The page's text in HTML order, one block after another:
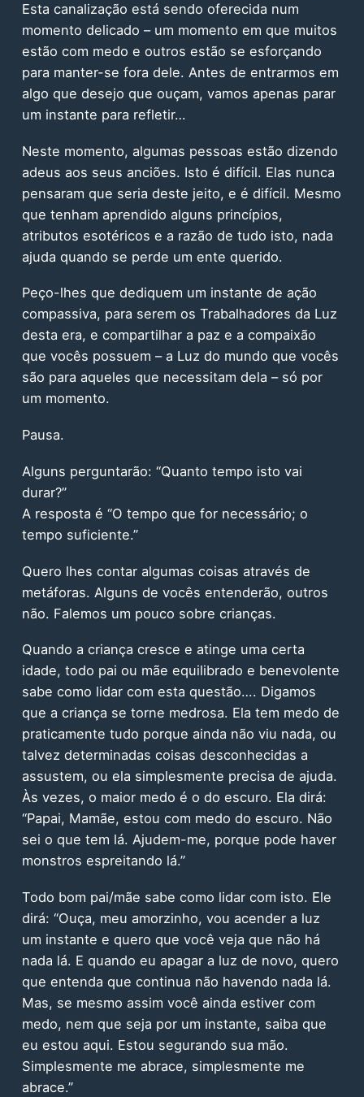
Esta canalização está sendo oferecida num
momento delicado – um momento em que muitos
estão com medo e outros estão se esforçando
para manter-se fora dele. Antes de entrarmos em
algo que desejo que ouçam, vamos apenas parar
um instante para refletir…
Neste momento, algumas pessoas estão dizendo
adeus aos seus anciões. Isto é difícil. Elas nunca
pensaram que seria deste jeito, e é difícil. Mesmo
que tenham aprendido alguns princípios,
atributos esotéricos e a razão de tudo isto, nada
ajuda quando se perde um ente querido.
Peço-lhes que dediquem um instante de ação
compassiva, para serem os Trabalhadores da Luz
desta era, e compartilhar a paz e a compaixão
que vocês possuem – a Luz do mundo que vocês
são para aqueles que necessitam dela – só por
um momento.
Pausa.
Alguns perguntarão: “Quanto tempo isto vai
durar?”
A resposta é “O tempo que for necessário; o
tempo suficiente.”
Quero lhes contar algumas coisas através de
metáforas. Alguns de vocês entenderão, outros
não. Falemos um pouco sobre crianças.
Quando a criança cresce e atinge uma certa
idade, todo pai ou mãe equilibrado e benevolente
sabe como lidar com esta questão…. Digamos
que a criança se torne medrosa. Ela tem medo de
praticamente tudo porque ainda não viu nada, ou
talvez determinadas coisas desconhecidas a
assustem, ou ela simplesmente precisa de ajuda.
Às vezes, o maior medo é o do escuro. Ela dirá:
“Papai, Mamãe, estou com medo do escuro. Não
sei o que tem lá. Ajudem-me, porque pode haver
monstros espreitando lá.”
Todo bom pai/mãe sabe como lidar com isto. Ele
dirá: “Ouça, meu amorzinho, vou acender a luz
um instante e quero que você veja que não há
nada lá. E quando eu apagar a luz de novo, quero
que entenda que continua não havendo nada lá.
Mas, se mesmo assim você ainda estiver com
medo, nem que seja por um instante, saiba que
eu estou aqui. Estou segurando sua mão.
Simplesmente me abrace, simplesmente me
abrace.”